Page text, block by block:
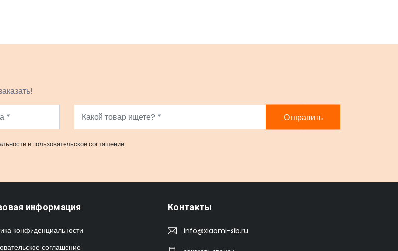
Отправить
и пользовательское соглашение
информация
конфиденциальности
соглашение
Контакты
info@xiaomi-sib.ru